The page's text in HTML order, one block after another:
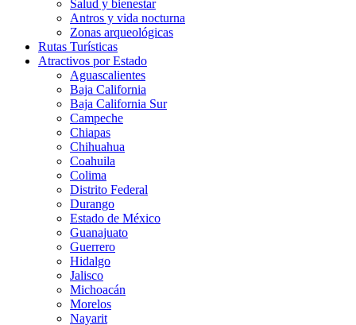
Salud y bienestar
Antros y vida nocturna
Zonas arqueológicas
Rutas Turísticas
Atractivos por Estado
Aguascalientes
Baja California
Baja California Sur
Campeche
Chiapas
Chihuahua
Coahuila
Colima
Distrito Federal
Durango
Estado de México
Guanajuato
Guerrero
Hidalgo
Jalisco
Michoacán
Morelos
Nayarit